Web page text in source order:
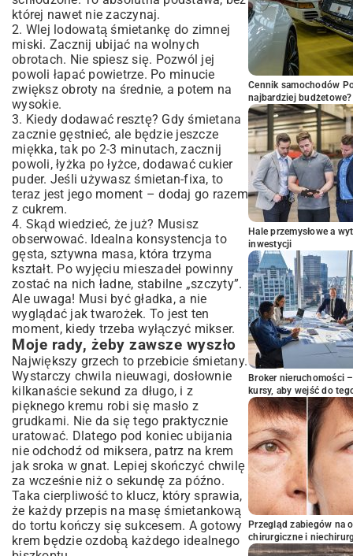
której nawet nie zaczynaj.
2. Wlej lodowatą śmietankę do zimnej
miski. Zacznij ubijać na wolnych
obrotach. Nie spiesz się. Pozwól jej
powoli łapać powietrze. Po minucie
zwiększ obroty na średnie, a potem na
wysokie.
3. Kiedy dodawać resztę? Gdy śmietana
zacznie gęstnieć, ale będzie jeszcze
miękka, tak po 2-3 minutach, zacznij
powoli, łyżka po łyżce, dodawać cukier
puder. Jeśli używasz śmietan-fixa, to
teraz jest jego moment – dodaj go razem
z cukrem.
4. Skąd wiedzieć, że już? Musisz
obserwować. Idealna konsystencja to
gęsta, sztywna masa, która trzyma
kształt. Po wyjęciu mieszadeł powinny
zostać na nich ładne, stabilne „szczyty”.
Ale uwaga! Musi być gładka, a nie
wyglądać jak twarożek. To jest ten
moment, kiedy trzeba wyłączyć mikser.
Moje rady, żeby zawsze wyszło
Największy grzech to przebicie śmietany.
Wystarczy chwila nieuwagi, dosłownie
kilkanaście sekund za długo, i z
pięknego kremu robi się masło z
grudkami. Nie da się tego praktycznie
uratować. Dlatego pod koniec ubijania
nie odchodź od miksera, patrz na krem
jak sroka w gnat. Lepiej skończyć chwilę
za wcześnie niż o sekundę za późno.
Taka cierpliwość to klucz, który sprawia,
że każdy przepis na masę śmietankową
do tortu kończy się sukcesem. A gotowy
krem będzie ozdobą każdego idealnego
Cennik samochodów
najbardziej budżetowe?
Hale przemysłowe a
inwestycji
Broker nieruchomości
kursy, aby wejść do
Przegląd zabiegów na
chirurgiczne i